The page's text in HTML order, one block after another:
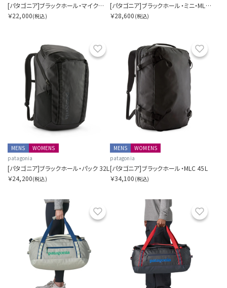
[パタゴニア]ブラックホール・マイクロ・MLC 22L
￥22,000(税込)
[パタゴニア]ブラックホール・ミニ・MLC 30L
￥28,600 (税込)
お気に入り
MENS
WOMENS
patagonia
[パタゴニア]ブラックホール・パック 32L
￥24,200(税込)
MENS
WOMENS
patagonia
[パタゴニア]ブラックホール・MLC 45L
￥34,100 (税込)
お気に入り